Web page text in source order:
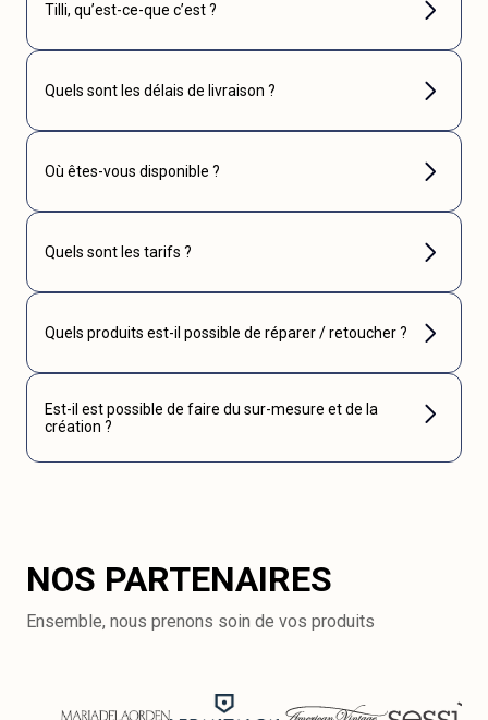
Tilli, qu’est-ce-que c’est ?
Quels sont les délais de livraison ?
Où êtes-vous disponible ?
Quels sont les tarifs ?
Quels produits est-il possible de réparer / retoucher ?
Est-il est possible de faire du sur-mesure et de la
création ?
NOS PARTENAIRES
Ensemble, nous prenons soin de vos produits